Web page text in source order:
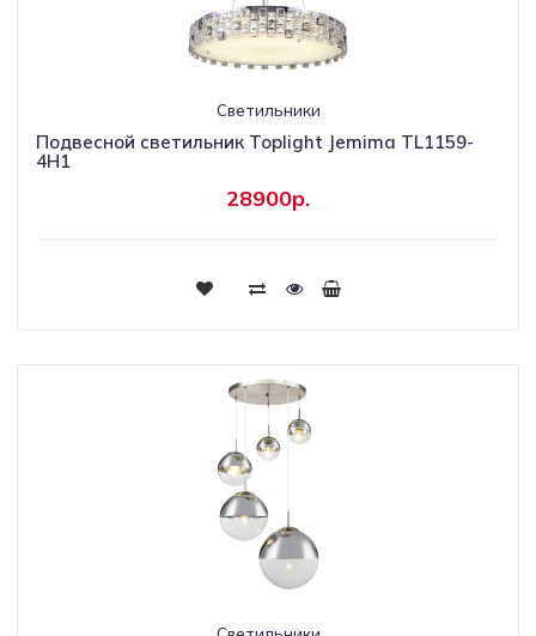
Светильники
Подвесной светильник Toplight Jemima TL1159-
4H1
28900р.